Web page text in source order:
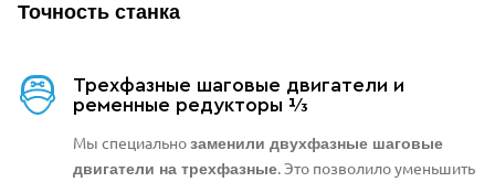
Точность станка
Трехфазные шаговые двигатели и
ременные редукторы ⅓
Мы специальнозаменили двухфазные шаговые
двигатели на трехфазные. Это позволило уменьшить